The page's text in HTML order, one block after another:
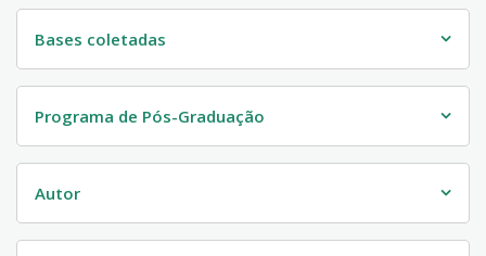
Bases coletadas
Programa de Pós-Graduação
Autor